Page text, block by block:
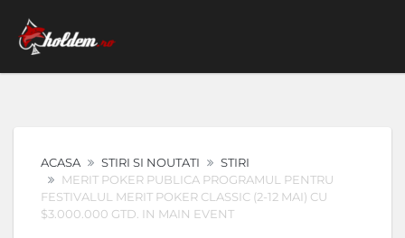
ACASA STIRI SI NOUTATI
STIRI
MERIT POKER PUBLICA PROGRAMUL PENTRU
FESTIVALUL MERIT POKER CLASSIC (2-12 MAI) CU
$3.000.000 GTD. IN MAIN EVENT